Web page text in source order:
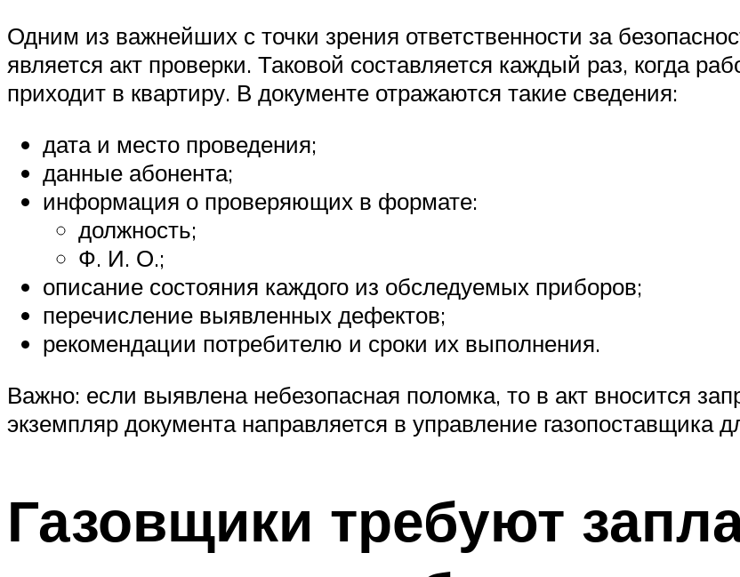
Одним из важнейших с точки зрения ответственности за
является акт проверки. Таковой составляется каждый раз, когда
приходит в квартиру. В документе отражаются такие сведения:
дата и место проведения;
данные абонента;
информация о проверяющих в формате:
должность;
Ф. И. О.;
описание состояния каждого из обследуемых приборов;
перечисление выявленных дефектов;
рекомендации потребителю и сроки их выполнения.
Важно: если выявлена небезопасная поломка, то в акт вносится
экземпляр документа направляется в управление газопоставщика
Газовщики требуют